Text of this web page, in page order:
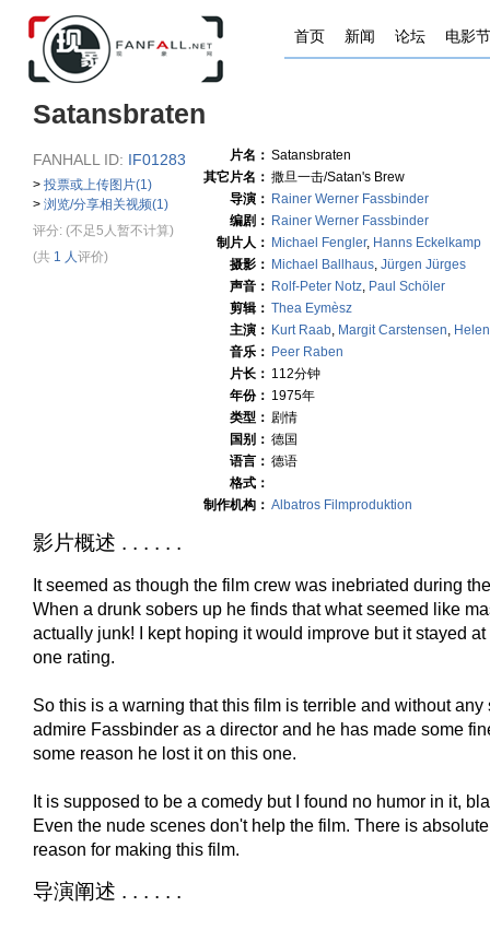
首页 新闻 论坛 电影节
Satansbraten
FANHALL ID: IF01283
> 投票或上传图片(1)
> 浏览/分享相关视频(1)
评分: (不足5人暂不计算)
(共 1 人评价)
片名： Satansbraten
其它片名： 撒旦一击/Satan's Brew
导演： Rainer Werner Fassbinder
编剧： Rainer Werner Fassbinder
制片人： Michael Fengler, Hanns Eckelkamp
摄影： Michael Ballhaus, Jürgen Jürges
声音： Rolf-Peter Notz, Paul Schöler
剪辑： Thea Eymèsz
主演： Kurt Raab, Margit Carstensen,
音乐： Peer Raben
片长： 112分钟
年份： 1975年
类型： 剧情
国别： 德国
语言： 德语
格式：
制作机构： Albatros Filmproduktion
影片概述 . . . . . .
It seemed as though the film crew was inebriated during
When a drunk sobers up he finds that what seemed like
actually junk! I kept hoping it would improve but it stayed
one rating.
So this is a warning that this film is terrible and without any
admire Fassbinder as a director and he has made some
some reason he lost it on this one.
It is supposed to be a comedy but I found no humor in it,
Even the nude scenes don't help the film. There is
reason for making this film.
导演阐述 . . . . . .